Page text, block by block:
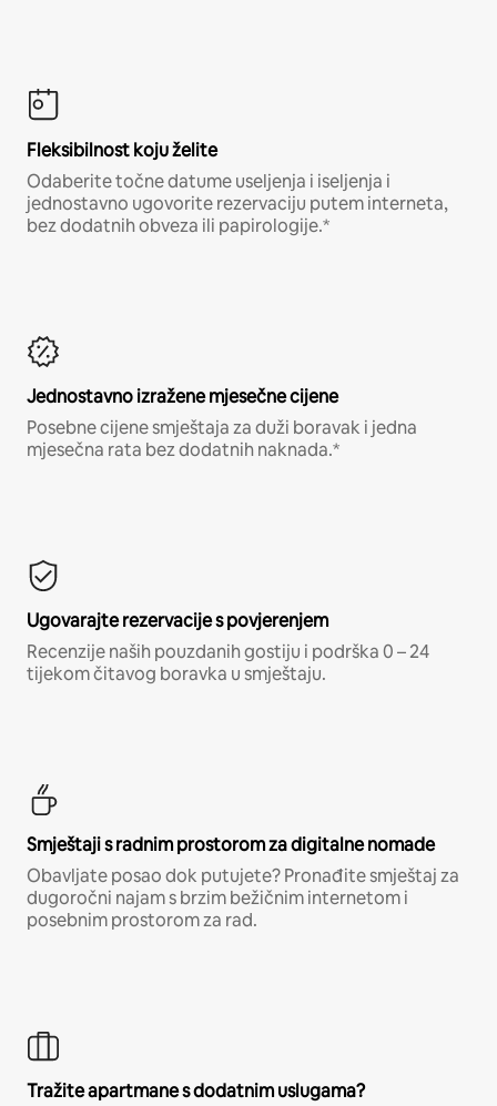
Fleksibilnost koju želite
Odaberite točne datume useljenja i iseljenja i
jednostavno ugovorite rezervaciju putem interneta,
bez dodatnih obveza ili papirologije.*
Jednostavno izražene mjesečne cijene
Posebne cijene smještaja za duži boravak i jedna
mjesečna rata bez dodatnih naknada.*
Ugovarajte rezervacije s povjerenjem
Recenzije naših pouzdanih gostiju i podrška 0 – 24
tijekom čitavog boravka u smještaju.
Smještaji s radnim prostorom za digitalne nomade
Obavljate posao dok putujete? Pronađite smještaj za
dugoročni najam s brzim bežičnim internetom i
posebnim prostorom za rad.
Tražite apartmane s dodatnim uslugama?